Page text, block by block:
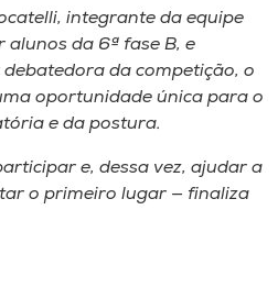
integrante da equipe
da 6ª fase B, e
da competição, o
oportunidade única para o
e da postura.
e, dessa vez, ajudar a
o primeiro lugar — finaliza